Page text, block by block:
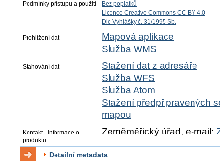
Podmínky přístupu a použití
Bez poplatků
Licence Creative Commons CC BY 4.0
Dle Vyhlášky č. 31/1995 Sb.
Prohlížení dat
Mapová aplikace
Služba WMS
Stahování dat
Stažení dat z adresáře
Služba WFS
Služba Atom
Stažení předpřipravených
mapou
Kontakt - informace o
produktu
Zeměměřický úřad, e-mail:
Detailní metadata